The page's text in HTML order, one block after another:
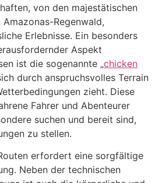
von den majestätischen
Regenwald,
Erlebnisse. Ein besonders
Aspekt
ist die sogenannte „chicken
durch anspruchsvolles Terrain
zieht. Diese
Fahrer und Abenteurer
suchen und bereit sind,
zu stellen.
erfordert eine sorgfältige
Neben der technischen